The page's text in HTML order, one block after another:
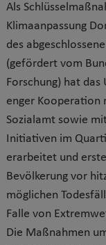
Als
Klimaanpassung
des
(gefördert vom
Forschung) hat
enger Kooperation
Sozialamt sowie
Initiativen im
erarbeitet und
Bevölkerung vor
möglichen
Falle von
Die Maßnahmen